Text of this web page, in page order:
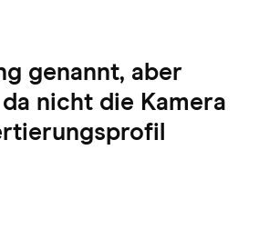
genannt, aber
nicht die Kamera